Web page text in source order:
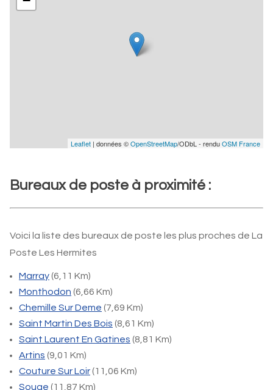
Leaflet | données ©OpenStreetMap/ODbL - renduOSM France
Bureaux de poste à proximité :
Voici la liste des bureaux de poste les plus proches de La
Poste Les Hermites
Marray(6,11 Km)
Monthodon (6,66 Km)
Chemille Sur Deme (7,69 Km)
Saint Martin Des Bois (8,61 Km)
Saint Laurent En Gatines (8,81 Km)
Artins (9,01 Km)
Couture Sur Loir(11,06 Km)
Souge (11,87 Km)